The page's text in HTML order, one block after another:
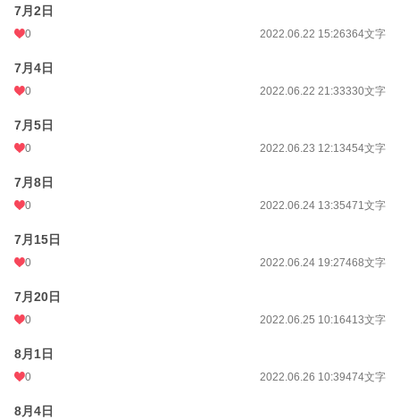
7月2日
0 2022.06.22 15:26364文字
7月4日
0 2022.06.22 21:33330文字
7月5日
0 2022.06.23 12:13454文字
7月8日
0 2022.06.24 13:35471文字
7月15日
0 2022.06.24 19:27468文字
7月20日
0 2022.06.25 10:16413文字
8月1日
0 2022.06.26 10:39474文字
8月4日